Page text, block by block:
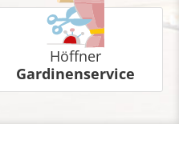
Höffner
Gardinenservice